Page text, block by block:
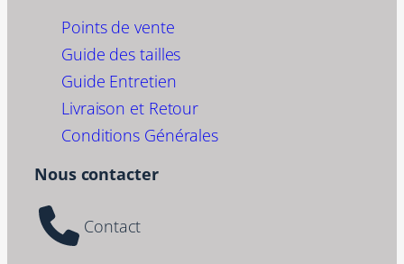
Points de vente
Guide des tailles
Guide Entretien
Livraison et Retour
Conditions Générales
Nous contacter
Contact